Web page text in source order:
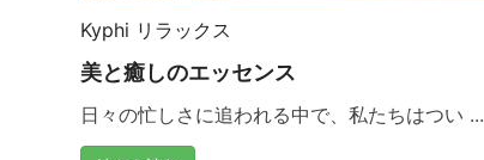
Kyphi リラックス
美と癒しのエッセンス
日々の忙しさに追われる中で、私たちはつい ...